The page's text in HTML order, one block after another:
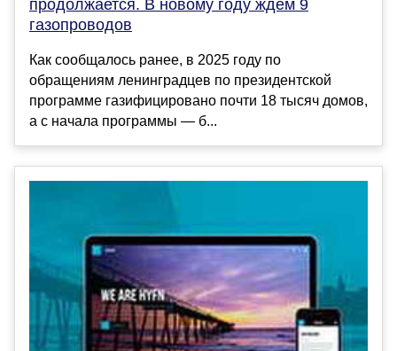
продолжается. В новому году ждем 9
газопроводов
Как сообщалось ранее, в 2025 году по
обращениям ленинградцев по президентской
программе газифицировано почти 18 тысяч домов,
а с начала программы — б...